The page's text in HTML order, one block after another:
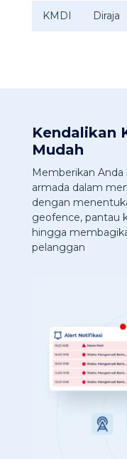
KMDI Diraja
Kendalikan
Mudah
Memberikan
armada dalam
dengan
geofence, pantau
hingga
pelanggan